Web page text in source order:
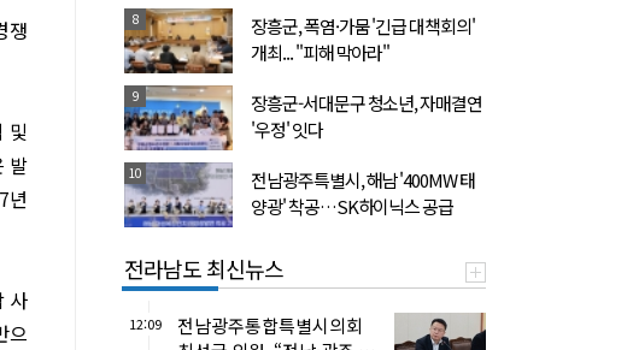
쟁
및
발
년
사
으
8
장흥군, 폭염·가뭄 '긴급 대책회의'
개최... "피해 막아라"
9
장흥군-서대문구 청소년, 자매결연
'우정' 잇다
10
전남광주특별시, 해남 '400MW 태
양광' 착공…SK하이닉스 공급
전라남도 최신뉴스
12:09
전남광주통합특별시의회